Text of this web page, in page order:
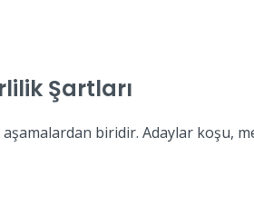
Şartları
biridir. Adaylar koşu,